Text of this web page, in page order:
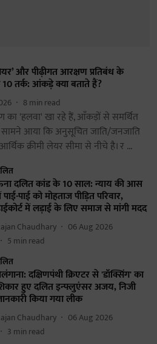
और पीढ़ीगत आरक्षण प्रतिबंध के
तर्क: आंकड़े क्या बताते हैं?
8 min read
का 'हलवा' खा रहे हैं, आँकड़ों से समर्थित
सामने आया कि अनुसूचित जाति/जनजाति
क्रीमी लेयर सीमा से नीचे है। र ...
दलित कांड के 10 साल: न्याय की आस
पाई को मोहताज पीड़ित परिवार,
में लड़ाई के लिए समाज से मांगी मदद
Chaudhary
06 Aug 2026
5 min read
दक्षिणपंथी क्रिएटर से 'डॉक्सिंग' का
हुए दलित इन्फ्लुएंसर अजय, निजी
किया गया लीक
Chaudhary
06 Aug 2026
3 min read